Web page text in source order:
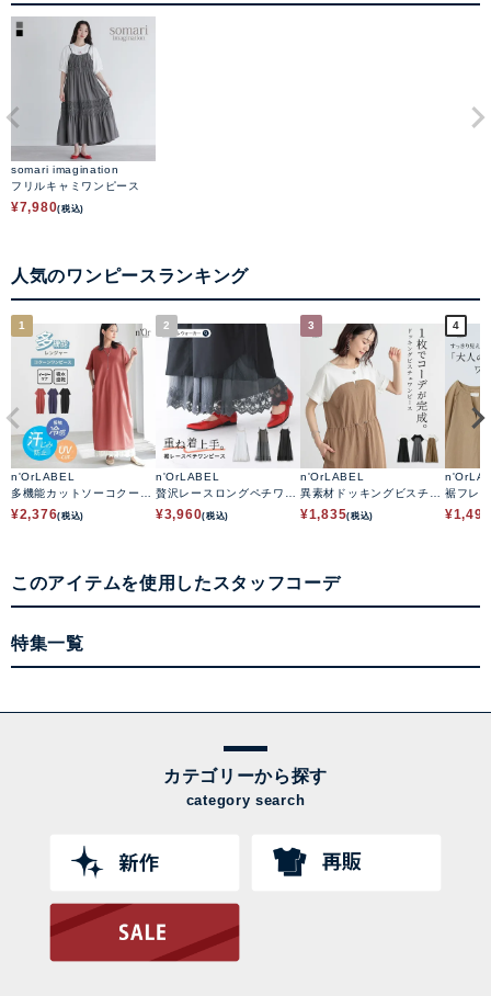
somari imagination
フリルキャミワンピース
¥7,980(税込)
人気のワンピースランキング
1
n'OrLABEL
多機能カットソーコクーン
ワンピース
¥2,376(税込)
2
n'OrLABEL
贅沢レースロングペチワン
ピース
¥3,960(税込)
3
n'OrLABEL
異素材ドッキングビスチェ
ワンピース
¥1,835(税込)
4
裾フレ
ース
¥1,493
このアイテムを使用したスタッフコーデ
特集一覧
カテゴリーから探す
category search